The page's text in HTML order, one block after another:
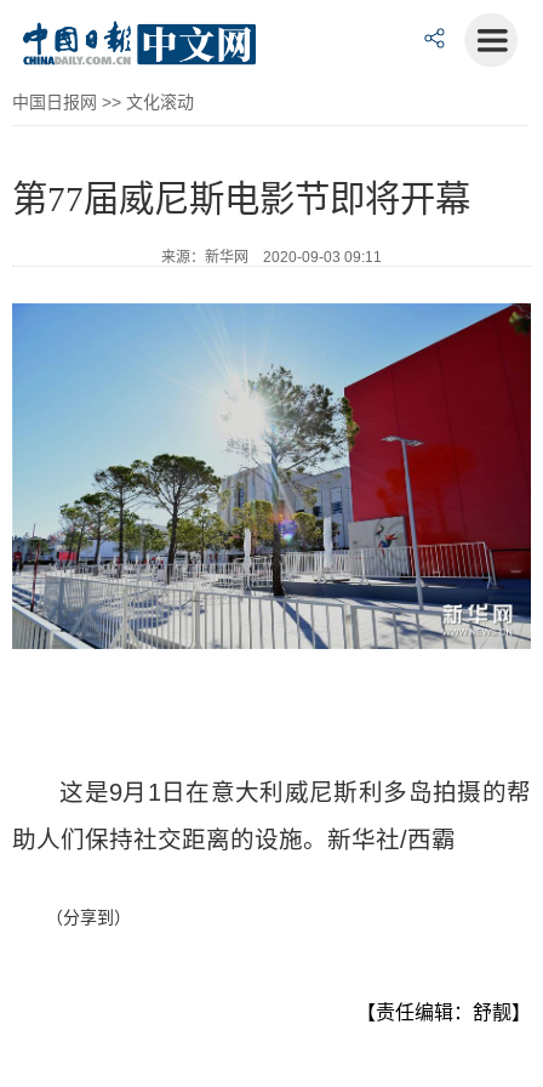
中国日报网 >> 文化滚动
第77届威尼斯电影节即将开幕
来源：新华网 2020-09-03 09:11
这是9月1日在意大利威尼斯利多岛拍摄的帮
助人们保持社交距离的设施。新华社/西霸
（分享到）
【责任编辑：舒靓】